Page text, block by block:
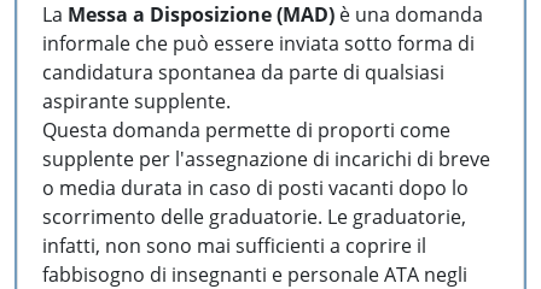
La Messa a Disposizione (MAD) è una domanda
informale che può essere inviata sotto forma di
candidatura spontanea da parte di qualsiasi
aspirante supplente.
Questa domanda permette di proporti come
supplente per l'assegnazione di incarichi di breve
o media durata in caso di posti vacanti dopo lo
scorrimento delle graduatorie. Le graduatorie,
infatti, non sono mai sufficienti a coprire il
fabbisogno di insegnanti e personale ATA negli